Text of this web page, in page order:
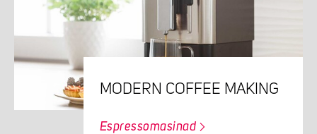
MODERN COFFEE MAKING
Espressomasinad